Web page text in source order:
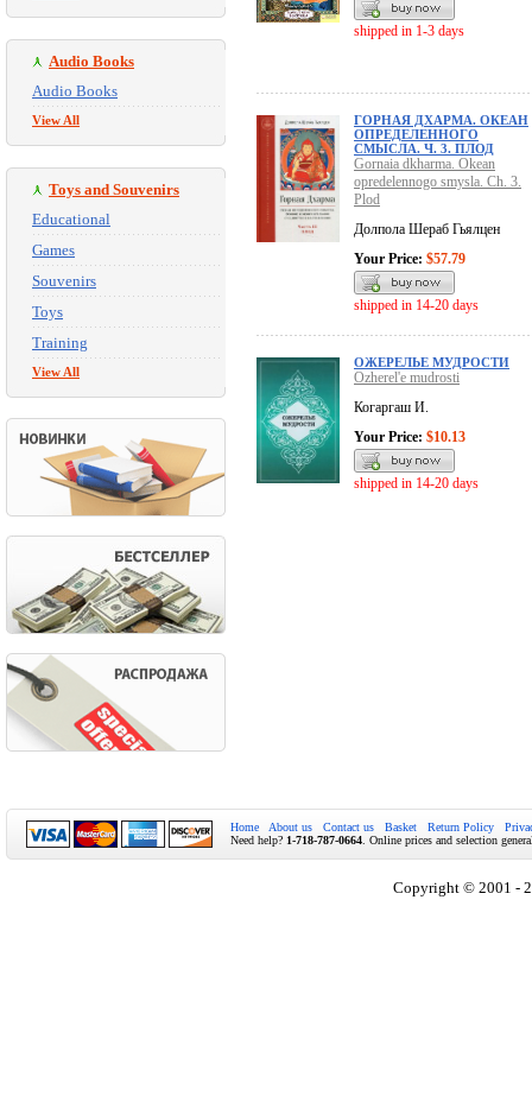
Audio Books
Audio Books
View All
Toys and Souvenirs
Educational
Games
Souvenirs
Toys
Training
View All
shipped in 1-3 days
ГОРНАЯ ДХАРМА. ОКЕАН
ОПРЕДЕЛЕННОГО
СМЫСЛА. Ч. 3. ПЛОД
Gornaia dkharma. Okean
opredelennogo smysla. Ch. 3.
Plod
Долпола Шераб Гьялцен
Your Price: $57.79
shipped in 14-20 days
ОЖЕРЕЛЬЕ МУДРОСТИ
Ozherel'e mudrosti
Когаргаш И.
Your Price: $10.13
shipped in 14-20 days
Home About us Contact us Basket Return Policy
Need help? 1-718-787-0664 . Online prices and selection
Copyright © 2001 -